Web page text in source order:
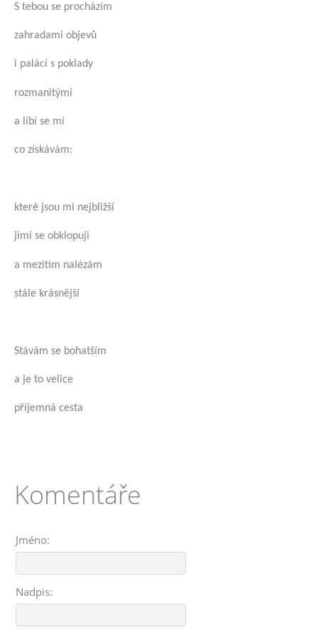
S tebou se procházím
zahradami objevů
i paláci s poklady
rozmanitými
a líbí se mi
co získávám:
které jsou mi nejbližší
jimi se obklopuji
a mezitím nalézám
stále krásnější
Stávám se bohatším
a je to velice
příjemná cesta
Komentáře
Jméno:
Nadpis: